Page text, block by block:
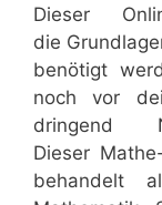
Dieser
die
benötigt
noch vor
dringend
Dieser
behandelt